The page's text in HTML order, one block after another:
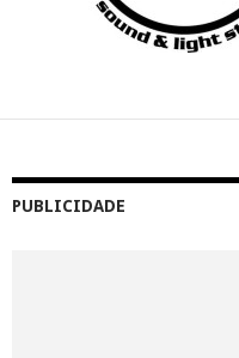
PUBLICIDADE